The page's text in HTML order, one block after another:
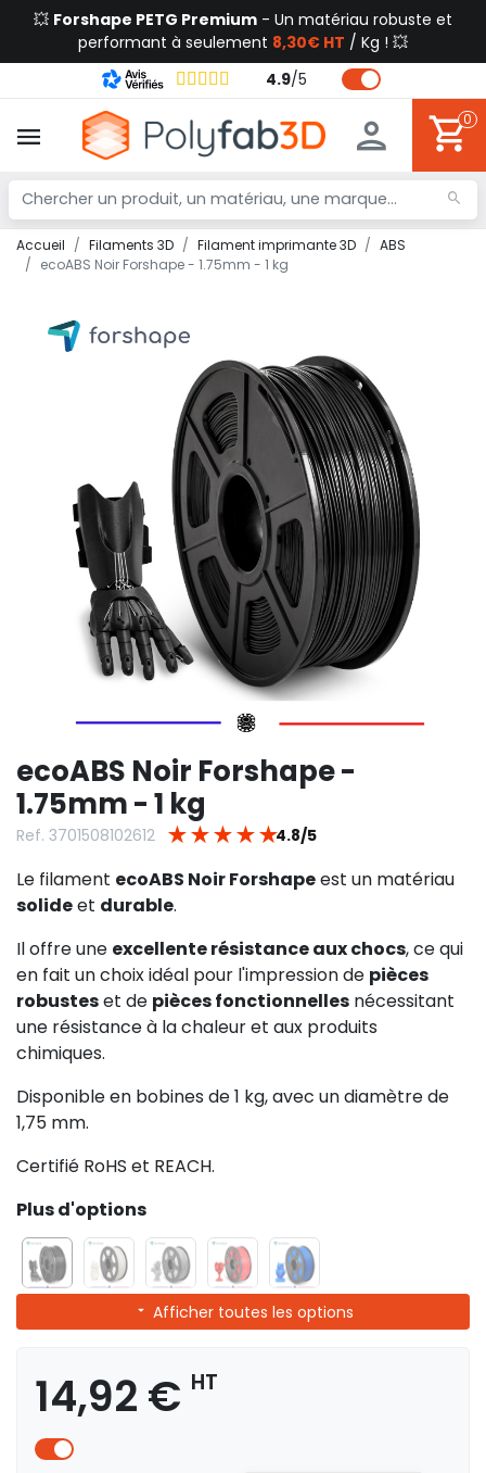
💥 Forshape PETG Premium - Un matériau robuste et
performant à seulement 8,30€ HT / Kg ! 💥
4.9/5
0
Accueil Filaments 3D Filament imprimante 3D
ABS
ecoABS Noir Forshape - 1.75mm - 1 kg
ecoABS Noir Forshape -
1.75mm - 1 kg
Ref. 3701508102612 ★ ★ ★ ★ ★4.8/5
Le filament ecoABS Noir Forshapeest un matériau
solideet durable.
Il offre une excellente résistance aux chocs, ce qui
en fait un choix idéal pour l'impression de pièces
robusteset de pièces fonctionnelles nécessitant
une résistance à la chaleur et aux produits
chimiques.
Disponible en bobines de 1 kg, avec un diamètre de
1,75 mm.
Certifié RoHS et REACH.
Plus d'options
Afficher toutes les options
14,92 € HT